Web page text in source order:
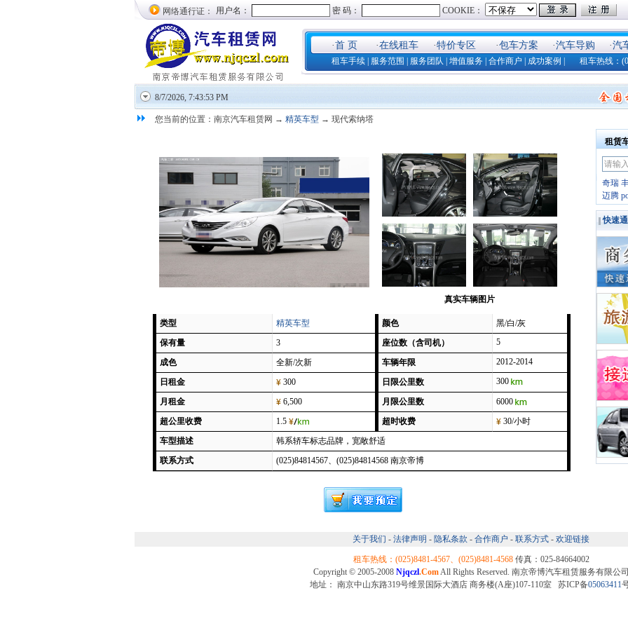
网络通行证：
·首 页 ·在线租车 ·特价专区 ·包车方案 ·汽车导购 ·汽
租车手续| 服务范围 服务团队 增值服务| 合作商户 成功案例 | 租车热线：
8/7/2026, 7:43:53 PM
您当前的位置：南京汽车租赁网 → 精英车型 → 现代索纳塔
真实车辆图片
类型 精英车型 颜色
黑/白/灰
保有量
3 座位数（含司机） 5
成色 全新/次新 车辆年限 2012-2014
日租金 300 日限公里数 300
月租金 6,500 月限公里数
6000
超公里收费
1.5 超时收费
30/小时
车型描述
韩系轿车标志品牌，宽敞舒适
联系方式
(025)84814567、(025)84814568 南京帝博
租赁
奇瑞
迈腾
快速
关于我们 - 法律声明 - 隐私条款 - 合作商户 - 联系方式 - 欢迎链接
租车热线：(025)8481-4567、(025)8481-4568传真：025-84664002
Copyright © 2005-2008 Njqczl.ComAll Rights Reserved. 南京帝博汽车租赁服务有限公
地址： 南京中山东路319号维景国际大酒店 商务楼(A座)107-110室 苏ICP备05063411